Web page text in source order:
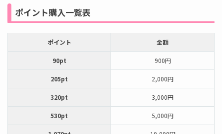
ポイント購入一覧表
ポイント 金額
90pt 900円
205pt 2,000円
320pt 3,000円
530pt 5,000円